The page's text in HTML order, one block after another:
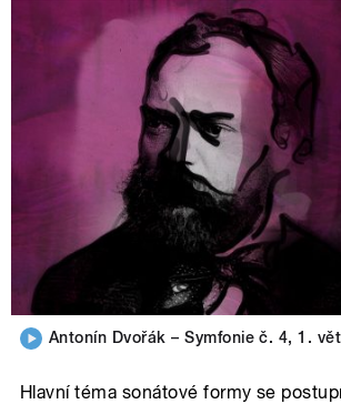
Antonín Dvořák – Symfonie č. 4, 1.
Hlavní téma sonátové formy se